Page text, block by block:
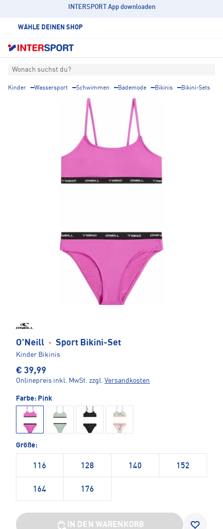
INTERSPORT App downloaden
WÄHLE DEINEN SHOP
Wonach suchst du?
Kinder Wassersport Schwimmen Bademode Bikinis Bikini-Sets
O'Neill · Sport Bikini-Set
Kinder Bikinis
€ 39,99
Onlinepreis inkl. MwSt. zzgl. Versandkosten
Farbe: Pink
Größe:
116 128 140 152
164 176
IN DEN WARENKORB